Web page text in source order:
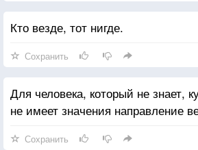
Кто везде, тот нигде.
Сохранить
Для человека, который не знает,
не имеет значения направление
Сохранить